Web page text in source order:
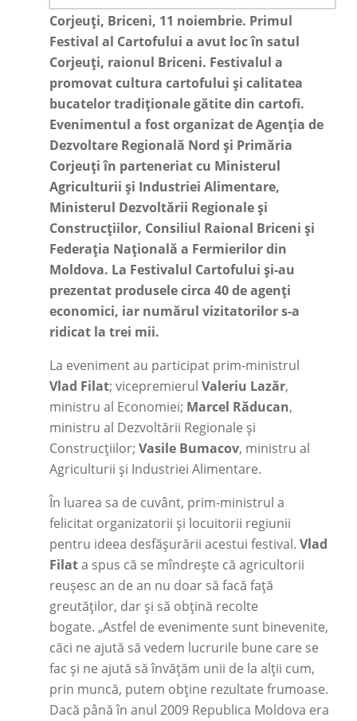
Corjeuți, Briceni, 11 noiembrie. Primul
Festival al Cartofului a avut loc în satul
Corjeuți, raionul Briceni. Festivalul a
promovat cultura cartofului și calitatea
bucatelor tradiționale gătite din cartofi.
Evenimentul a fost organizat de Agenția de
Dezvoltare Regională Nord și Primăria
Corjeuți în parteneriat cu Ministerul
Agriculturii și Industriei Alimentare,
Ministerul Dezvoltării Regionale și
Construcțiilor, Consiliul Raional Briceni și
Federația Națională a Fermierilor din
Moldova. La Festivalul Cartofului și-au
prezentat produsele circa 40 de agenți
economici, iar numărul vizitatorilor s-a
ridicat la trei mii.
La eveniment au participat prim-ministrul
Vlad Filat; vicepremierul Valeriu Lazăr,
ministru al Economiei; Marcel Răducan,
ministru al Dezvoltării Regionale și
Construcțiilor; Vasile Bumacov, ministru al
Agriculturii și Industriei Alimentare.
În luarea sa de cuvânt, prim-ministrul a
felicitat organizatorii și locuitorii regiunii
pentru ideea desfășurării acestui festival. Vlad
Filata spus că se mîndrește că agricultorii
reușesc an de an nu doar să facă față
greutăților, dar și să obțină recolte
bogate. „Astfel de evenimente sunt binevenite,
căci ne ajută să vedem lucrurile bune care se
fac și ne ajută să învățăm unii de la alții cum,
prin muncă, putem obține rezultate frumoase.
Dacă până în anul 2009 Republica Moldova era